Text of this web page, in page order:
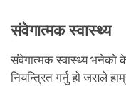
संवेगात्मक स्वास्थ्य
संवेगात्मक स्वास्थ्य भनेको
नियन्त्रित गर्नु हो जसले